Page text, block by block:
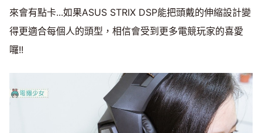
來會有點卡...如果ASUS STRIX DSP能把頭戴的伸縮設計變
得更適合每個人的頭型，相信會受到更多電競玩家的喜愛
囉!!